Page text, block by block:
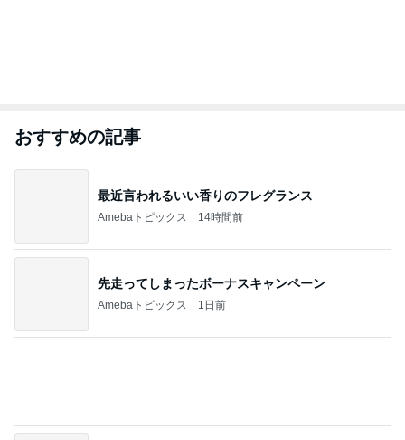
おすすめの記事
最近言われるいい香りのフレグランス
Amebaトピックス 14時間前
先走ってしまったボーナスキャンペーン
Amebaトピックス 1日前